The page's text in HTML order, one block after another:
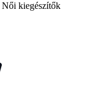
Női kiegészítők